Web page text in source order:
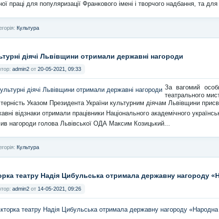
праці для популяризації Франкового імені і творчого надбання, та для
Культура
діячі Львівщини отримали державні нагороди
admin2 от 20-05-2021, 09:33
За вагомий
театрального
Указом Президента України культурним діячам Львівщини
відзнаки отримали працівники Національного академічного
нагороди голова Львівської ОДА Максим Козицький...
Культура
театру Надія Цибульська отримала державну нагороду
admin2 от 14-05-2021, 09:26